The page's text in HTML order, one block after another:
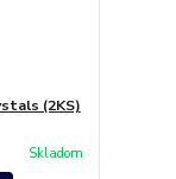
(2KS)
Skladom